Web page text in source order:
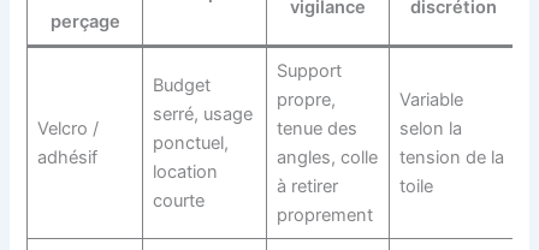
perçage
vigilance
discrétion
Velcro /
adhésif
Budget
serré, usage
ponctuel,
location
courte
Support
propre,
tenue des
angles, colle
à retirer
proprement
Variable
selon la
tension de la
toile